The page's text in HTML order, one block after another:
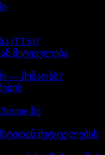
(TTS)?
მეტყველება
— მუშაობს?
ზე
მეტყველების